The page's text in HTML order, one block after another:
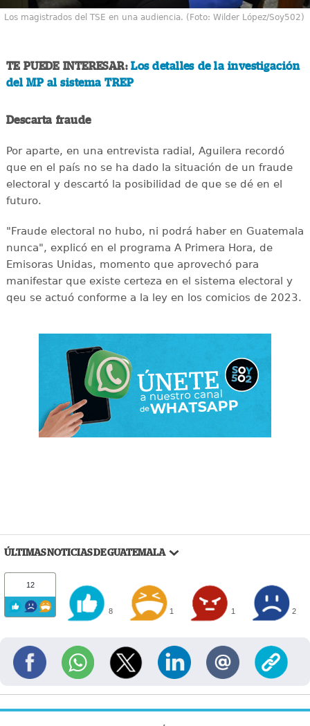
Los magistrados del TSE en una audiencia. (Foto: Wilder López/Soy502)
TE PUEDE INTERESAR:Los detalles de la investigación
del MP al sistema TREP
Descarta fraude
Por aparte, en una entrevista radial, Aguilera recordó
que en el país no se ha dado la situación de un fraude
electoral y descartó la posibilidad de que se dé en el
futuro.
"Fraude electoral no hubo, ni podrá haber en Guatemala
nunca", explicó en el programa A Primera Hora, de
Emisoras Unidas, momento que aprovechó para
manifestar que existe certeza en el sistema electoral y
qeu se actuó conforme a la ley en los comicios de 2023.
ÚLTIMAS NOTICIAS DE GUATEMALA
12
8 1 1 2